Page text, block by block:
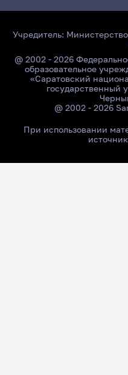
Учредитель:
@ 2002 - 2026
образовательное
«Саратовский
государственный
@ 2002 - 2026
При использовании